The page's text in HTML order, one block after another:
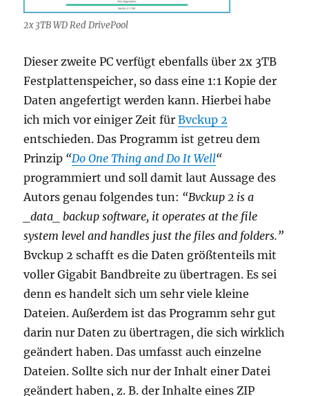
2x 3TB WD Red DrivePool
Dieser zweite PC verfügt ebenfalls über 2x 3TB
Festplattenspeicher, so dass eine 1:1 Kopie der
Daten angefertigt werden kann. Hierbei habe
ich mich vor einiger Zeit fürBvckup 2
entschieden. Das Programm ist getreu dem
Prinzip “Do One Thing and Do It Well“
programmiert und soll damit laut Aussage des
Autors genau folgendes tun: “Bvckup 2 is a
_data_ backup software, it operates at the file
system level and handles just the files and folders.”
Bvckup 2 schafft es die Daten größtenteils mit
voller Gigabit Bandbreite zu übertragen. Es sei
denn es handelt sich um sehr viele kleine
Dateien. Außerdem ist das Programm sehr gut
darin nur Daten zu übertragen, die sich wirklich
geändert haben. Das umfasst auch einzelne
Dateien. Sollte sich nur der Inhalt einer Datei
geändert haben, z. B. der Inhalte eines ZIP